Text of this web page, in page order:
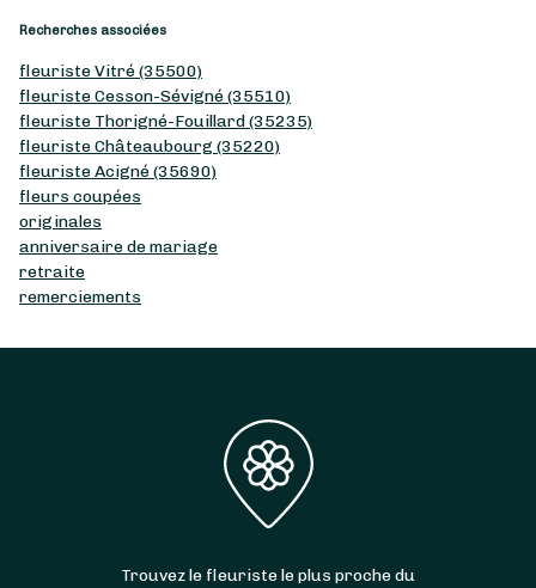
Recherches associées
fleuriste Vitré (35500)
fleuriste Cesson-Sévigné (35510)
fleuriste Thorigné-Fouillard (35235)
fleuriste Châteaubourg (35220)
fleuriste Acigné (35690)
fleurs coupées
originales
anniversaire de mariage
retraite
remerciements
Trouvez le fleuriste le plus proche du